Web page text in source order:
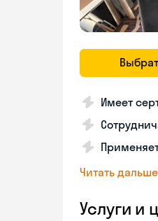
Имеет
Читать дальше
Услуги и